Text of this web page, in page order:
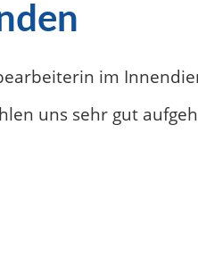
im
uns sehr gut